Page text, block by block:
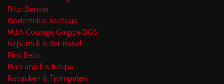
Fritzi Bender
Kinderzirkus Fantasia
M.I.A Courage Gruppe BGS
Nepomuk & der Rabel
Pico Bello
Puck and his troupe
Rabauken & Trompeten